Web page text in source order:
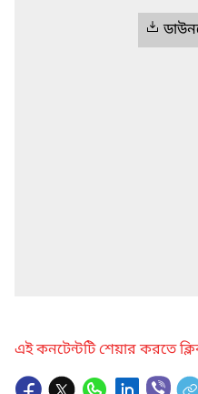
এই কনটেন্টটি শেয়ার করতে